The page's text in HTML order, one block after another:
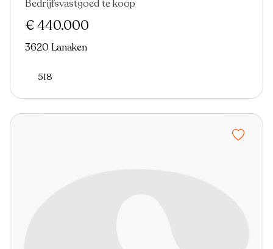
Bedrijfsvastgoed te koop
€ 440.000
3620 Lanaken
518